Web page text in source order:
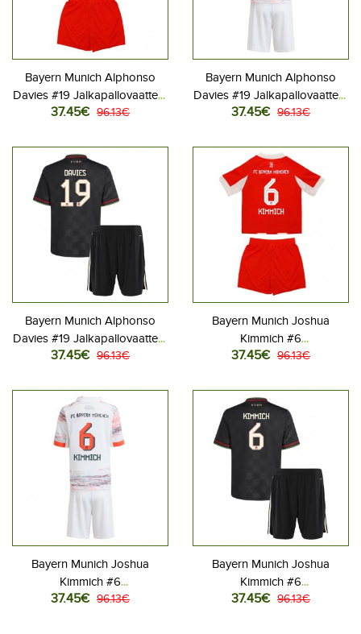
Bayern Munich Alphonso
Davies #19 Jalkapallovaatteet
Lasten Kotipeliasu 2025-26
housut)
37.45€ 96.13€
Bayern Munich Alphonso
Davies #19 Jalkapallovaatteet
Lasten Vieraspeliasu 2025-
housut)
37.45€ 96.13€
Bayern Munich Alphonso
Davies #19 Jalkapallovaatteet
Lasten Kolmas peliasu 2025-
housut)
37.45€ 96.13€
Bayern Munich Joshua
Kimmich #6
Jalkapallovaatteet Lasten
Lyhythihainen (+ Lyhyet
housut)
37.45€ 96.13€
Bayern Munich Joshua
Kimmich #6
Jalkapallovaatteet Lasten
37.45€ 96.13€
Bayern Munich Joshua
Kimmich #6
Jalkapallovaatteet Lasten
37.45€ 96.13€